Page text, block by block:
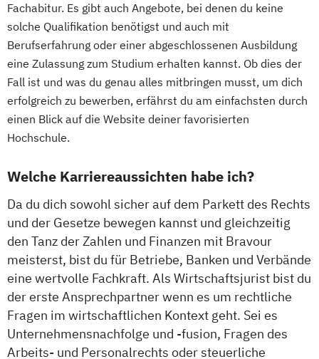
Fachabitur. Es gibt auch Angebote, bei denen du keine
solche Qualifikation benötigst und auch mit
Berufserfahrung oder einer abgeschlossenen Ausbildung
eine Zulassung zum Studium erhalten kannst. Ob dies der
Fall ist und was du genau alles mitbringen musst, um dich
erfolgreich zu bewerben, erfährst du am einfachsten durch
einen Blick auf die Website deiner favorisierten
Hochschule.
Welche Karriereaussichten habe ich?
Da du dich sowohl sicher auf dem Parkett des Rechts
und der Gesetze bewegen kannst und gleichzeitig
den Tanz der Zahlen und Finanzen mit Bravour
meisterst, bist du für Betriebe, Banken und Verbände
eine wertvolle Fachkraft. Als Wirtschaftsjurist bist du
der erste Ansprechpartner wenn es um rechtliche
Fragen im wirtschaftlichen Kontext geht. Sei es
Unternehmensnachfolge und -fusion, Fragen des
Arbeits- und Personalrechts oder steuerliche